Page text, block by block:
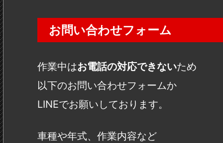
お問い合わせフォーム
作業中はお電話の対応できないため
以下のお問い合わせフォームか
LINEでお願いしております。
車種や年式、作業内容など